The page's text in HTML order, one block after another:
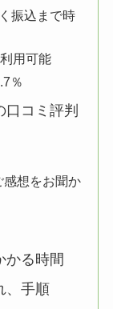
振込まで時
用可能
％
口コミ評判
感想をお聞か
かる時間
、手順